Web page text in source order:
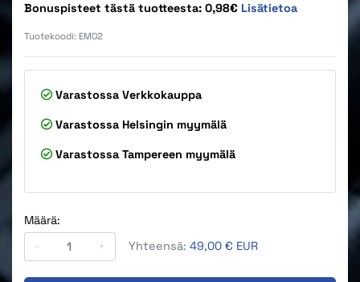
Bonuspisteet tästä tuotteesta: 0,98€ Lisätietoa
Tuotekoodi: EM02
Varastossa Verkkokauppa
Varastossa Helsingin myymälä
Varastossa Tampereen myymälä
Määrä:
-
+ Yhteensä: 49,00 € EUR